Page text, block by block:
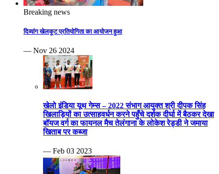
Breaking news
दिव्यांग खेलकूट प्रतियोगिता का आयोजन हुआ
— Nov 26 2024
खेलो इंडिया यूथ गेम्स – 2022 संभाग आयुक्त श्री दीपक सिंह
खिलाड़ियों का उत्साहवर्धन करने पहुँचे दर्शक दीर्घा में बैठकर देखा
बॉयज वर्ग का फायनल मैच तेलंगाना के लोकेश रेड्डी ने जमाया
खिताब पर कब्जा
— Feb 03 2023